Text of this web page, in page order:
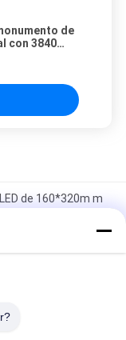
de
con 3840
de 160*320m m
firma el
P10 SMD para la